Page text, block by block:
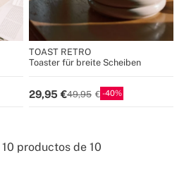
TOAST RETRO
Toaster für breite Scheiben
29,95 49,95 40
10 productos de 10